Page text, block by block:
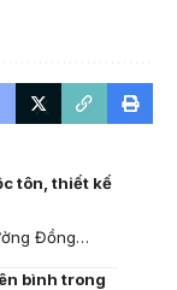
tôn, thiết kế
Đồng…
bình trong